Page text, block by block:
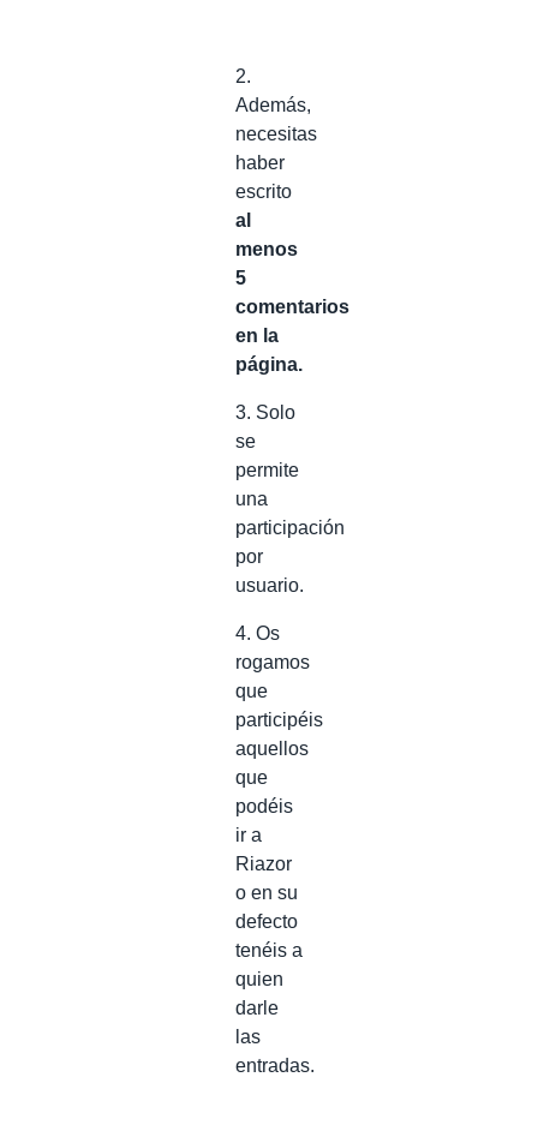
2.
Además,
necesitas
haber
escrito
al
menos
5
comentarios
en la
página.
3. Solo
se
permite
una
participación
por
usuario.
4. Os
rogamos
que
participéis
aquellos
que
podéis
ir a
Riazor
o en su
defecto
tenéis a
quien
darle
las
entradas.